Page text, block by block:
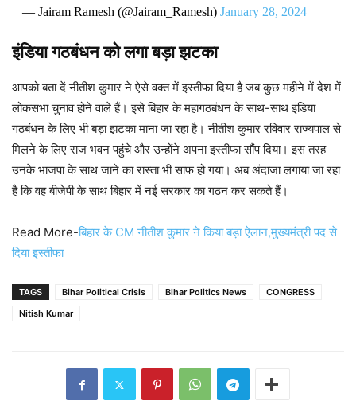
— Jairam Ramesh (@Jairam_Ramesh) January 28, 2024
इंडिया गठबंधन को लगा बड़ा झटका
आपको बता दें नीतीश कुमार ने ऐसे वक्त में इस्तीफा दिया है जब कुछ महीने में देश में
लोकसभा चुनाव होने वाले हैं। इसे बिहार के महागठबंधन के साथ-साथ इंडिया
गठबंधन के लिए भी बड़ा झटका माना जा रहा है। नीतीश कुमार रविवार राज्यपाल से
मिलने के लिए राज भवन पहुंचे और उन्होंने अपना इस्तीफा सौंप दिया। इस तरह
उनके भाजपा के साथ जाने का रास्ता भी साफ हो गया। अब अंदाजा लगाया जा रहा
है कि वह बीजेपी के साथ बिहार में नई सरकार का गठन कर सकते हैं।
Read More-बिहार के CM नीतीश कुमार ने किया बड़ा ऐलान,मुख्यमंत्री पद से
दिया इस्तीफा
TAGS Bihar Political Crisis Bihar Politics News
CONGRESS
Nitish Kumar